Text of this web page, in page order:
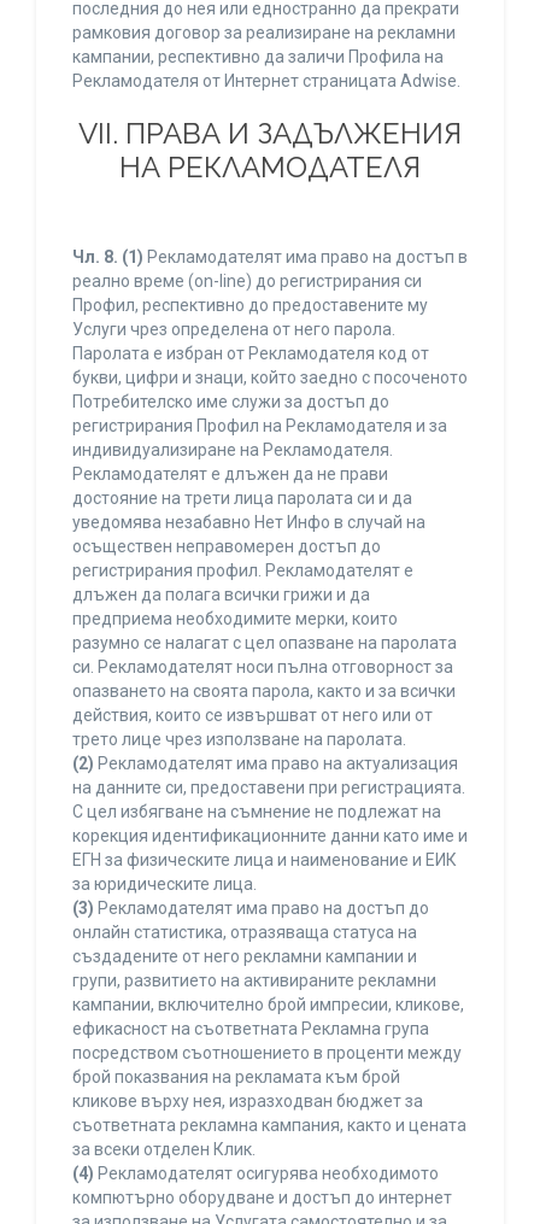
последния до нея или едностранно да прекрати
рамковия договор за реализиране на рекламни
кампании, респективно да заличи Профила на
Рекламодателя от Интернет страницата Adwise.
VII. ПРАВА И ЗАДЪЛЖЕНИЯ
НА РЕКЛАМОДАТЕЛЯ
Чл. 8. (1) Рекламодателят има право на достъп в
реално време (on-line) до регистрирания си
Профил, респективно до предоставените му
Услуги чрез определена от него парола.
Паролата е избран от Рекламодателя код от
букви, цифри и знаци, който заедно с посоченото
Потребителско име служи за достъп до
регистрирания Профил на Рекламодателя и за
индивидуализиране на Рекламодателя.
Рекламодателят е длъжен да не прави
достояние на трети лица паролата си и да
уведомява незабавно Нет Инфо в случай на
осъществен неправомерен достъп до
регистрирания профил. Рекламодателят е
длъжен да полага всички грижи и да
предприема необходимите мерки, които
разумно се налагат с цел опазване на паролата
си. Рекламодателят носи пълна отговорност за
опазването на своята парола, както и за всички
действия, които се извършват от него или от
трето лице чрез използване на паролата.
(2) Рекламодателят има право на актуализация
на данните си, предоставени при регистрацията.
С цел избягване на съмнение не подлежат на
корекция идентификационните данни като име и
ЕГН за физическите лица и наименование и ЕИК
за юридическите лица.
(3) Рекламодателят има право на достъп до
онлайн статистика, отразяваща статуса на
създадените от него рекламни кампании и
групи, развитието на активираните рекламни
кампании, включително брой импресии, кликове,
ефикасност на съответната Рекламна група
посредством съотношението в проценти между
брой показвания на рекламата към брой
кликове върху нея, изразходван бюджет за
съответната рекламна кампания, както и цената
за всеки отделен Клик.
(4) Рекламодателят осигурява необходимото
компютърно оборудване и достъп до интернет